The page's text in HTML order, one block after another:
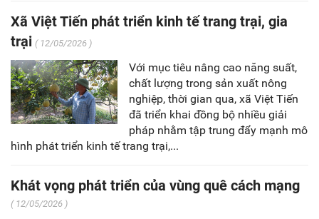
Xã Việt Tiến phát triển kinh tế trang trại, gia
trại ( 12/05/2026 )
Với mục tiêu nâng cao năng suất,
chất lượng trong sản xuất nông
nghiệp, thời gian qua, xã Việt Tiến
đã triển khai đồng bộ nhiều giải
pháp nhằm tập trung đẩy mạnh mô
hình phát triển kinh tế trang trại,...
Khát vọng phát triển của vùng quê cách mạng
( 12/05/2026 )